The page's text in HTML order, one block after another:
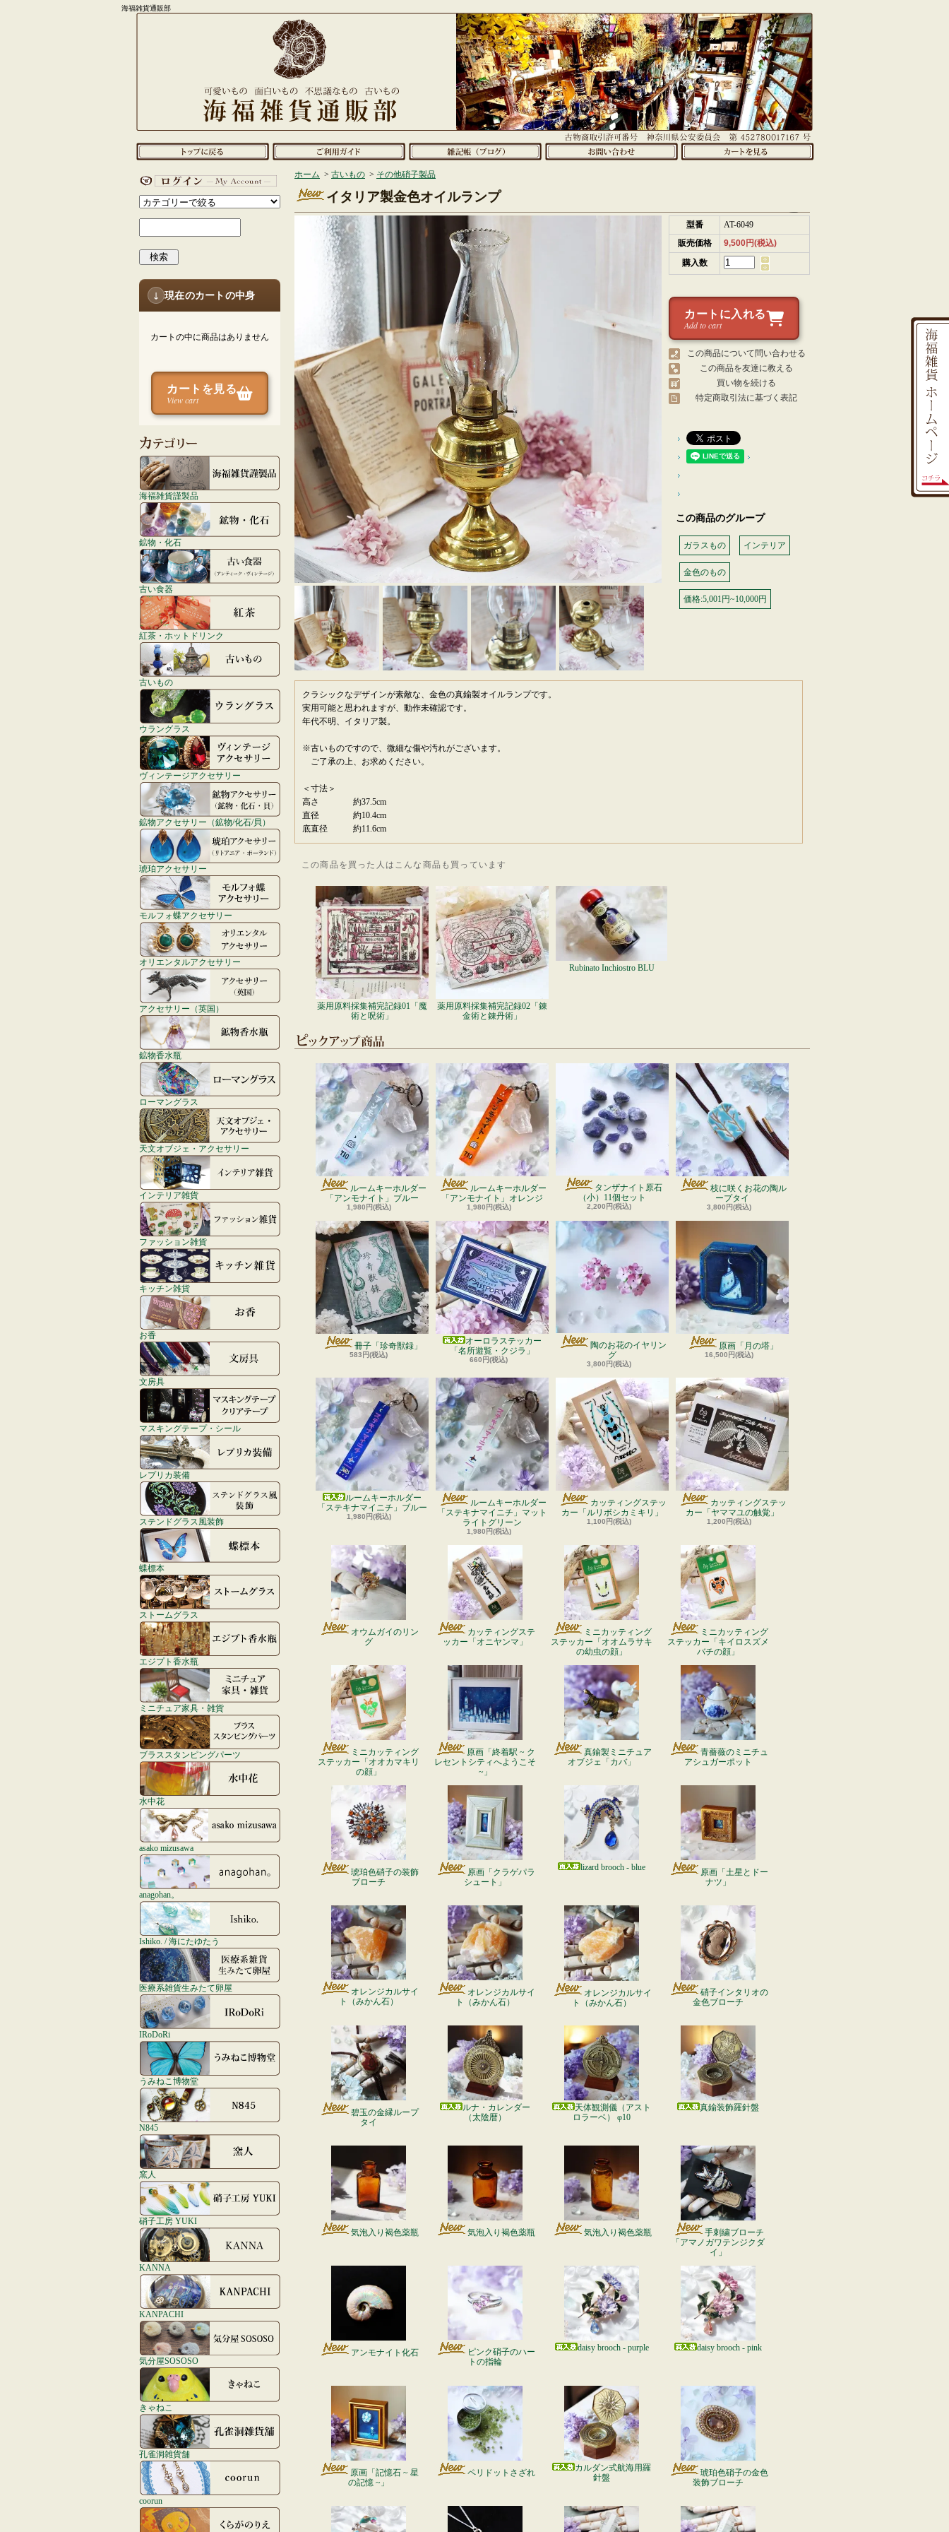
海福雑貨通販部
検索
↓ 現在のカートの中身
カートの中に商品はありません
カートを見る
View cart
海福雑貨謹製品
鉱物・化石
古い食器
紅茶・ホットドリンク
古いもの
ウラングラス
ヴィンテージアクセサリー
鉱物アクセサリー（鉱物/化石/貝）
琥珀アクセサリー
モルフォ蝶アクセサリー
オリエンタルアクセサリー
アクセサリー（英国）
鉱物香水瓶
ローマングラス
天文オブジェ・アクセサリー
インテリア雑貨
ファッション雑貨
キッチン雑貨
お香
文房具
マスキングテープ・シール
レプリカ装備
ステンドグラス風装飾
蝶標本
ストームグラス
エジプト香水瓶
ミニチュア家具・雑貨
ブラススタンピングパーツ
水中花
asako mizusawa
anagohan。
Ishiko. / 海にたゆたう
医療系雑貨生みたて卵屋
IRoDoRi
うみねこ博物堂
N845
窯人
硝子工房 YUKI
KANNA
KANPACHI
気分屋SOSOSO
きゃねこ
孔雀洞雑貨舗
coorun
ホーム > 古いもの > その他硝子製品
イタリア製金色オイルランプ
型番
AT-6049
販売価格
9,500円(税込)
購入数
カートに入れる
Add to cart
この商品について問い合わせる
この商品を友達に教える
買い物を続ける
特定商取引法に基づく表記
この商品のグループ
ガラスもの インテリア
金色のもの
価格:5,001円~10,000円
クラシックなデザインが素敵な、金色の真鍮製オイルランプです。
実用可能と思われますが、動作未確認です。
年代不明、イタリア製。
※古いものですので、微細な傷や汚れがございます。
ご了承の上、お求めください。
＜寸法＞
高さ 約37.5cm
直径 約10.4cm
底直径 約11.6cm
この商品を買った人はこんな商品も買っています
薬用原料採集補完記録01「魔
術と呪術」
薬用原料採集補完記録02「錬
金術と錬丹術」
Rubinato Inchiostro BLU
ルームキーホルダー
「アンモナイト」ブルー
1,980円(税込)
ルームキーホルダー
「アンモナイト」オレンジ
1,980円(税込)
タンザナイト原石
（小）11個セット
2,200円(税込)
枝に咲くお花の陶ル
ープタイ
3,800円(税込)
冊子「珍奇獣録」
583円(税込)
オーロラステッカー
「名所遊覧・クジラ」
660円(税込)
陶のお花のイヤリン
グ
3,800円(税込)
原画「月の塔」
16,500円(税込)
ルームキーホルダー
「ステキナマイニチ」ブルー
1,980円(税込)
ルームキーホルダー
「ステキナマイニチ」マット
ライトグリーン
1,980円(税込)
カッティングステッ
カー「ルリボシカミキリ」
1,100円(税込)
カッティングステッ
カー「ヤママユの触覚」
1,200円(税込)
オウムガイのリン
グ
カッティングステ
ッカー「オニヤンマ」
ミニカッティング
ステッカー「オオムラサキ
の幼虫の顔」
ミニカッティング
ステッカー「キイロスズメ
バチの顔」
ミニカッティング
ステッカー「オオカマキリ
の顔」
原画「終着駅 ~ ク
レセントシティへようこそ
~」
真鍮製ミニチュア
オブジェ「カバ」
青薔薇のミニチュ
アシュガーポット
琥珀色硝子の装飾
ブローチ
原画「クラゲパラ
シュート」
lizard brooch - blue
原画「土星とドー
ナツ」
オレンジカルサイ
ト（みかん石）
オレンジカルサイ
ト（みかん石）
オレンジカルサイ
ト（みかん石）
硝子インタリオの
金色ブローチ
碧玉の金縁ループ
タイ
ルナ・カレンダー
（太陰暦）
天体観測儀（アスト
ロラーベ） φ10
真鍮装飾羅針盤
気泡入り褐色薬瓶 気泡入り褐色薬瓶 気泡入り褐色薬瓶
手刺繍ブローチ
「アマノガワテンジクダ
イ」
アンモナイト化石
ピンク硝子のハー
トの指輪
daisy brooch - purple daisy brooch - pink
原画「記憶石 ~ 星
の記憶 ~」
ペリドットさざれ
カルダン式航海用羅
針盤
琥珀色硝子の金色
装飾ブローチ